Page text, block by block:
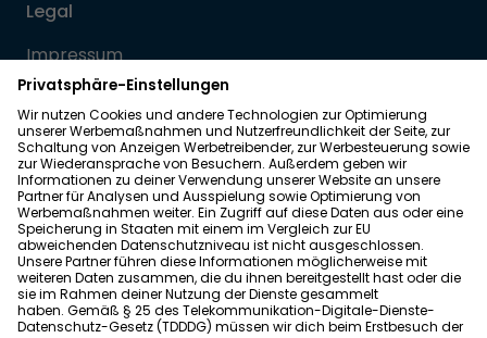
Legal
Impressum
Datenschutz
Allgemeine Geschäftsbedingungen
Barrierefreiheit